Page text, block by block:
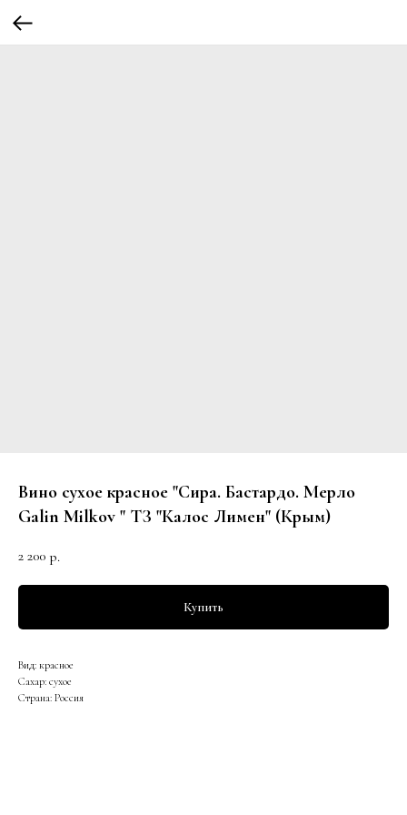
Вино сухое красное "Сира. Бастардо. Мерло
Galin Milkov " ТЗ "Калос Лимен" (Крым)
2 200 р.
Купить
Вид: красное
Сахар: сухое
Страна: Россия